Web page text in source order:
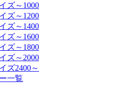
ズ～1000
ズ～1200
ズ～1400
ズ～1600
ズ～1800
ズ～2000
ズ2400～
一覧